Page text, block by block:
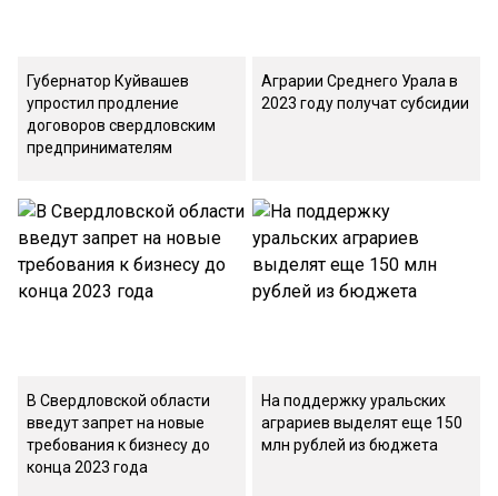
Губернатор Куйвашев
упростил продление
договоров свердловским
предпринимателям
Аграрии Среднего Урала в
2023 году получат субсидии
В Свердловской области
введут запрет на новые
требования к бизнесу до
конца 2023 года
На поддержку уральских
аграриев выделят еще 150
млн рублей из бюджета